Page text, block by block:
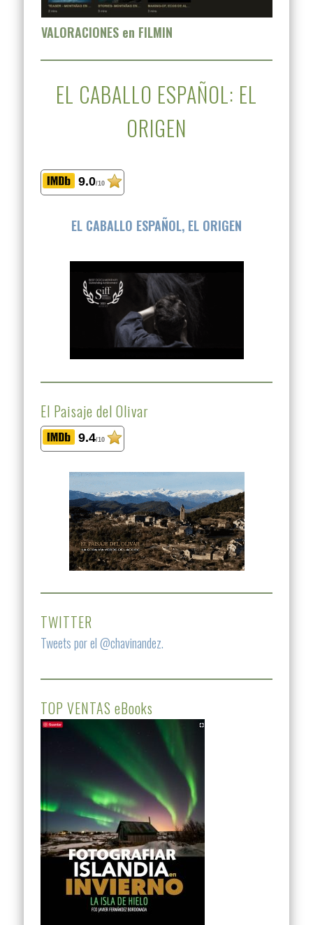
VALORACIONES en FILMIN
EL CABALLO ESPAÑOL: EL
ORIGEN
9.0/10
EL CABALLO ESPAÑOL, EL ORIGEN
El Paisaje del Olivar
9.4/10
TWITTER
Tweets por el @chavinandez.
TOP VENTAS eBooks